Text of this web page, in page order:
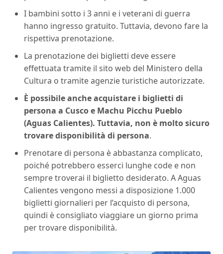
I bambini sotto i 3 anni e i veterani di guerra
hanno ingresso gratuito. Tuttavia, devono fare la
rispettiva prenotazione.
La prenotazione dei biglietti deve essere
effettuata tramite il sito web del Ministero della
Cultura o tramite agenzie turistiche autorizzate.
È possibile anche acquistare i biglietti di
persona a Cusco e Machu Picchu Pueblo
(Aguas Calientes). Tuttavia, non è molto sicuro
trovare disponibilità di persona.
Prenotare di persona è abbastanza complicato,
poiché potrebbero esserci lunghe code e non
sempre troverai il biglietto desiderato. A Aguas
Calientes vengono messi a disposizione 1.000
biglietti giornalieri per l’acquisto di persona,
quindi è consigliato viaggiare un giorno prima
per trovare disponibilità.